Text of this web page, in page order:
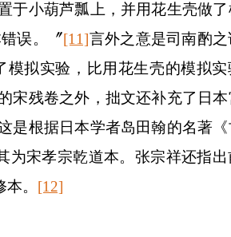
于小葫芦瓢上，并用花生壳做
误。〞[11]言外之意是司南酌
拟实验，比用花生壳的模拟实
宋残卷之外，拙文还补充了日
是根据日本学者岛田翰的名著《
为宋孝宗乾道本。张宗祥还指
。 [12]